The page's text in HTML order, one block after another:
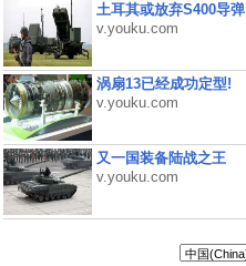
土耳其或放弃S400导弹
v.youku.com
涡扇13已经成功定型!
v.youku.com
又一国装备陆战之王
v.youku.com